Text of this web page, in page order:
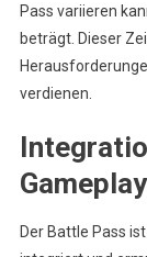
Pass variieren
beträgt. Dieser
verdienen.
Gameplay
Der Battle Pass